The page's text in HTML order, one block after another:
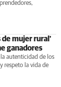
de mujer rural'
ganadores
autenticidad de los
respeto la vida de